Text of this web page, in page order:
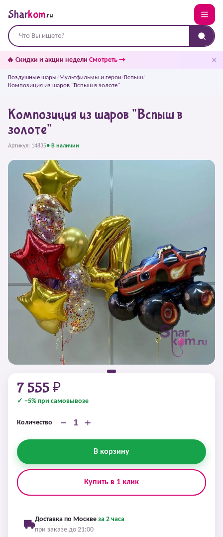
Sharkom.ru
🔥 Скидки и акции недели Смотреть → ✕
Воздушные шары/Мультфильмы и герои/Вспыш/
Композиция из шаров "Вспыш в золоте"
Композиция из шаров "Вспыш в
золоте"
Артикул: 14835● В наличии
7 555 ₽
✓ −5% при самовывозе
Количество − +
В корзину
Купить в 1 клик
Доставка по Москве за 2 часа
при заказе до 21:00